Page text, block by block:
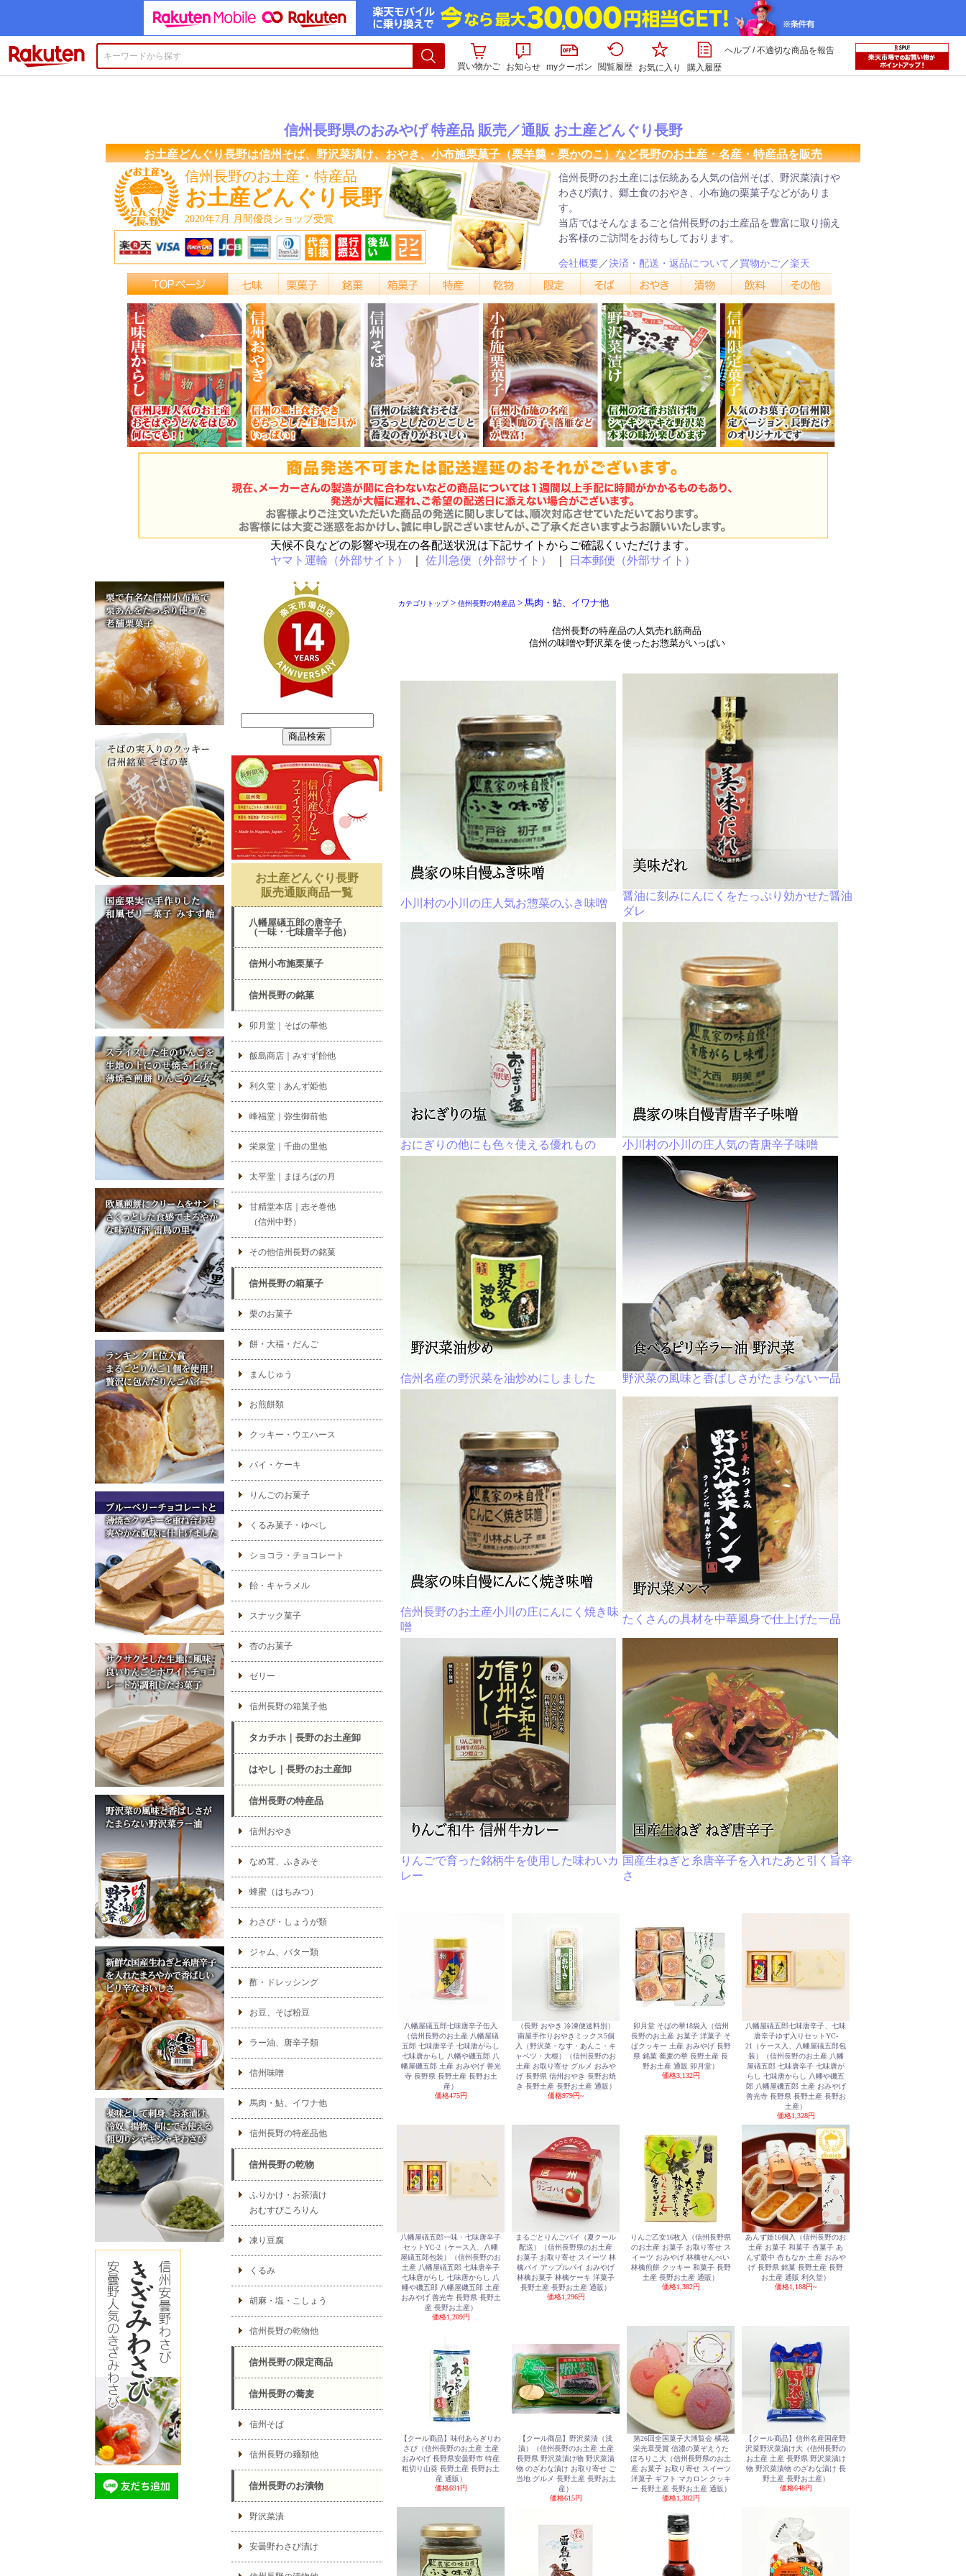
買い物かご
お知らせ myクーポン 閲覧履歴 お気に入り 購入履歴
ヘルプ/不適切な商品を報告
信州長野県のおみやげ 特産品 販売／通販 お土産どんぐり長野
お土産どんぐり長野は信州そば、野沢菜漬け、おやき、小布施栗菓子（栗羊羹・栗かのこ）など長野のお土産・名産・特産品を販売
信州長野のお土産・特産品
お土産どんぐり長野
2020年7月 月間優良ショップ受賞
信州長野のお土産には伝統ある人気の信州そば、野沢菜漬けや
わさび漬け、郷土食のおやき、小布施の栗菓子などがありま
す。
当店ではそんなまるごと信州長野のお土産品を豊富に取り揃え
お客様のご訪問をお待ちしております。
会社概要／決済・配送・返品について ／ 買物かご／楽天
天候不良などの影響や現在の各配送状況は下記サイトからご確認くいただけます。
ヤマト運輸（外部サイト）
佐川急便（外部サイト） 日本郵便（外部サイト）
お土産どんぐり長野
販売通販商品一覧
八幡屋礒五郎の唐辛子
（一味・七味唐辛子他）
信州小布施栗菓子
信州長野の銘菓
卯月堂｜そばの華他
飯島商店｜みすず飴他
利久堂｜あんず姫他
峰福堂｜弥生御前他
栄泉堂｜千曲の里他
太平堂｜まほろばの月
甘精堂本店｜志そ巻他
（信州中野）
その他信州長野の銘菓
信州長野の箱菓子
栗のお菓子
餅・大福・だんご
まんじゅう
お煎餅類
クッキー・ウエハース
パイ・ケーキ
りんごのお菓子
くるみ菓子・ゆべし
ショコラ・チョコレート
飴・キャラメル
スナック菓子
杏のお菓子
ゼリー
信州長野の箱菓子他
タカチホ｜長野のお土産卸
はやし｜長野のお土産卸
信州長野の特産品
信州おやき
なめ茸、ふきみそ
蜂蜜（はちみつ）
わさび・しょうが類
ジャム、バター類
酢・ドレッシング
お豆、そば粉豆
ラー油、唐辛子類
信州味噌
馬肉・鮎、イワナ他
信州長野の特産品他
信州長野の乾物
ふりかけ・お茶漬け
おむすびころりん
凍り豆腐
くるみ
胡麻・塩・こしょう
信州長野の乾物他
信州長野の限定商品
信州長野の蕎麦
信州そば
信州長野の麺類他
信州長野のお漬物
野沢菜漬
安曇野わさび漬け
カテゴリトップ> 信州長野の特産品 > 馬肉・鮎、イワナ他
信州長野の特産品の人気売れ筋商品
信州の味噌や野沢菜を使ったお惣菜がいっぱい
小川村の小川の庄人気お惣菜のふき味噌
醤油に刻みにんにくをたっぷり効かせた醤油
ダレ
おにぎりの他にも色々使える優れもの 小川村の小川の庄人気の青唐辛子味噌
信州名産の野沢菜を油炒めにしました 野沢菜の風味と香ばしさがたまらない一品
信州長野のお土産小川の庄にんにく焼き味
噌
たくさんの具材を中華風身で仕上げた一品
りんごで育った銘柄牛を使用した味わいカ
レー
国産生ねぎと糸唐辛子を入れたあと引く旨辛
さ
八幡屋礒五郎七味唐辛子缶入
（信州長野のお土産 八幡屋礒
五郎 七味唐辛子 七味唐がらし
七味唐からし 八幡や磯五郎 八
幡屋磯五郎 土産 おみやげ 善光
寺 長野県 長野土産 長野お土
産）
価格475円
（長野 おやき 冷凍便送料別）
南屋手作りおやきミックス5個
入（野沢菜・なす・あんこ・キ
ャベツ・大根）（信州長野のお
土産 お取り寄せ グルメ おみや
げ 長野県 信州おやき 長野お焼
き 長野土産 長野お土産 通販）
価格979円~
卯月堂 そばの華18袋入（信州
長野のお土産 お菓子 洋菓子 そ
ばクッキー 土産 おみやげ 長野
県 銘菓 蕎麦の華 長野土産 長
野お土産 通販 卯月堂）
価格3,132円
八幡屋礒五郎七味唐辛子、七味
唐辛子ゆず入りセットYC-
21（ケース入、八幡屋礒五郎包
装）（信州長野のお土産 八幡
屋礒五郎 七味唐辛子 七味唐が
らし 七味唐からし 八幡や磯五
郎 八幡屋磯五郎 土産 おみやげ
善光寺 長野県 長野土産 長野お
土産）
価格1,328円
八幡屋礒五郎一味・七味唐辛子
セットYC-2（ケース入、八幡
屋礒五郎包装）（信州長野のお
土産 八幡屋礒五郎 七味唐辛子
七味唐がらし 七味唐からし 八
幡や磯五郎 八幡屋磯五郎 土産
おみやげ 善光寺 長野県 長野土
産 長野お土産）
価格1,209円
まるごとりんごパイ（夏クール
配送）（信州長野県のお土産
お菓子 お取り寄せ スイーツ 林
檎パイ アップルパイ おみやげ
林檎お菓子 林檎ケーキ 洋菓子
長野土産 長野お土産 通販）
価格1,296円
りんご乙女16枚入（信州長野県
のお土産 お菓子 お取り寄せ ス
イーツ おみやげ 林檎せんべい
林檎煎餅 クッキー 和菓子 長野
土産 長野お土産 通販）
価格1,382円
あんず姫16個入（信州長野のお
土産 お菓子 和菓子 杏菓子 あ
んず最中 杏もなか 土産 おみや
げ 長野県 銘菓 長野土産 長野
お土産 通販 利久堂）
価格1,188円~
【クール商品】味付あらぎりわ
さび（信州長野のお土産 土産
おみやげ 長野県安曇野市 特産
粗切り山葵 長野土産 長野お土
産 通販）
価格691円
【クール商品】野沢菜漬（浅
漬）（信州長野のお土産 土産
長野県 野沢菜漬け物 野沢菜漬
物 のざわな漬け お取り寄せ ご
当地 グルメ 長野土産 長野お土
産）
価格615円
第26回全国菓子大博覧会 橘花
栄光章受賞 信濃の菓ぞえうた
ほろりこ大（信州長野県のお土
産 お菓子 お取り寄せ スイーツ
洋菓子 ギフト マカロン クッキ
ー 長野土産 長野お土産 通販）
価格1,382円
【クール商品】信州名産国産野
沢菜野沢菜漬け大（信州長野の
お土産 土産 長野県 野沢菜漬け
物 野沢菜漬物 のざわな漬け 長
野土産 長野お土産）
価格648円